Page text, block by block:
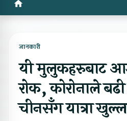
जानकारी
यी मुलुकहरुबाट
रोक, कोरोनाले बढी
चीनसँग यात्रा